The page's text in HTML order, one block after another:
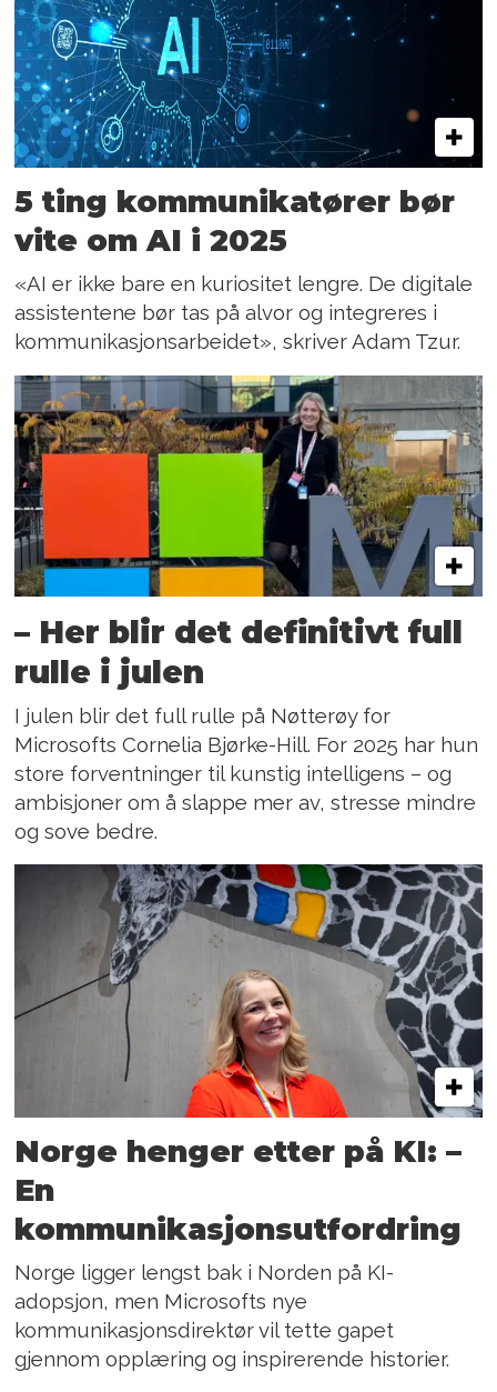
5 ting kommunikatører bør
vite om AI i 2025
«AI er ikke bare en kuriositet lengre. De digitale
assistentene bør tas på alvor og integreres i
kommunikasjonsarbeidet», skriver Adam Tzur.
– Her blir det definitivt full
rulle i julen
I julen blir det full rulle på Nøtterøy for
Microsofts Cornelia Bjørke-Hill. For 2025 har hun
store forventninger til kunstig intelligens – og
ambisjoner om å slappe mer av, stresse mindre
og sove bedre.
Norge henger etter på KI: –
En
kommunikasjonsutfordring
Norge ligger lengst bak i Norden på KI-
adopsjon, men Microsofts nye
kommunikasjonsdirektør vil tette gapet
gjennom opplæring og inspirerende historier.